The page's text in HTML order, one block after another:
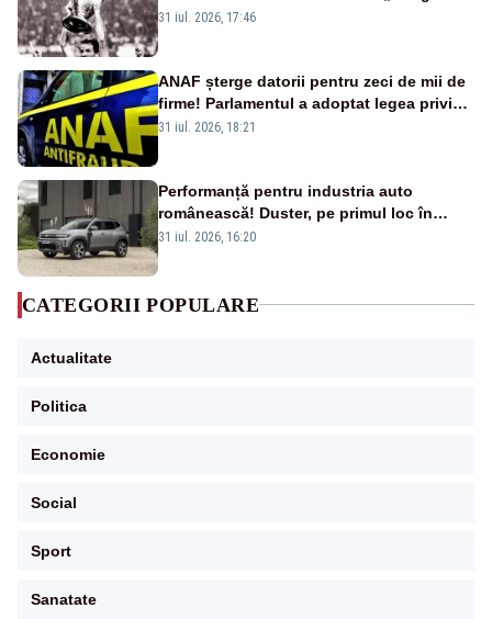
a fotbalului mondial”
31 iul. 2026, 17:46
ANAF șterge datorii pentru zeci de mii de
firme! Parlamentul a adoptat legea privind
amnistia fiscală
31 iul. 2026, 18:21
Performanță pentru industria auto
românească! Duster, pe primul loc în
topul vânzărilor din Ucraina
31 iul. 2026, 16:20
CATEGORII POPULARE
Actualitate
Politica
Economie
Social
Sport
Sanatate